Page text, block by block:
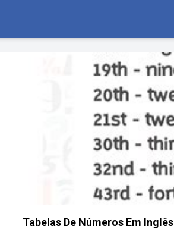
Tabelas De Números Em Inglês